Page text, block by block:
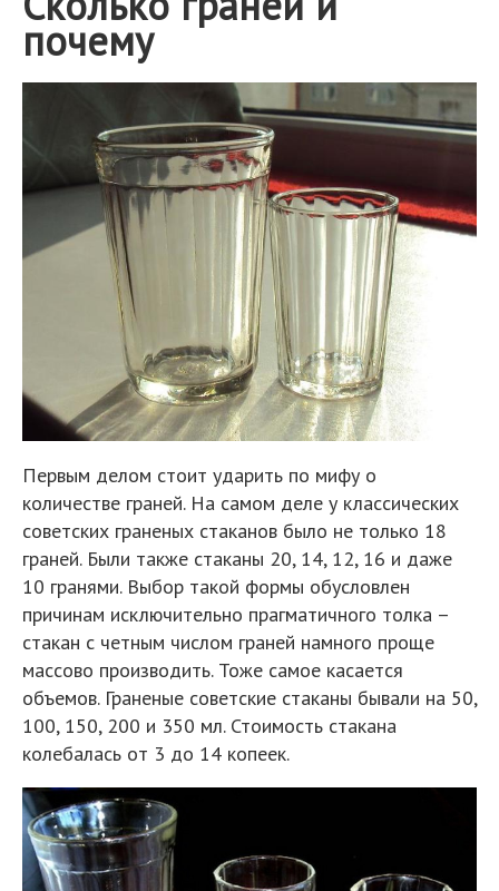
почему
Первым делом стоит ударить по мифу о
количестве граней. На самом деле у классических
советских граненых стаканов было не только 18
граней. Были также стаканы 20, 14, 12, 16 и даже
10 гранями. Выбор такой формы обусловлен
причинам исключительно прагматичного толка –
стакан с четным числом граней намного проще
массово производить. Тоже самое касается
объемов. Граненые советские стаканы бывали на 50,
100, 150, 200 и 350 мл. Стоимость стакана
колебалась от 3 до 14 копеек.